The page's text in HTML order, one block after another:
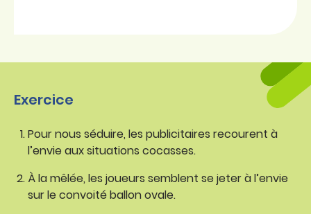
Exercice
Pour nous séduire, les publicitaires recourent à
l’envie aux situations cocasses.
À la mêlée, les joueurs semblent se jeter à l’envie
sur le convoité ballon ovale.